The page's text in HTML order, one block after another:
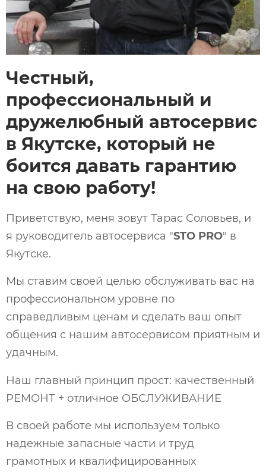
Честный,
профессиональный и
дружелюбный автосервис
в Якутске, который не
боится давать гарантию
на свою работу!
Приветствую, меня зовут Тарас Соловьев, и
я руководитель автосервиса "STO PRO" в
Якутске.
Мы ставим своей целью обслуживать вас на
профессиональном уровне по
справедливым ценам и сделать ваш опыт
общения с нашим автосервисом приятным и
удачным.
Наш главный принцип прост: качественный
РЕМОНТ + отличное ОБСЛУЖИВАНИЕ
В своей работе мы используем только
надежные запасные части и труд
грамотных и квалифицированных